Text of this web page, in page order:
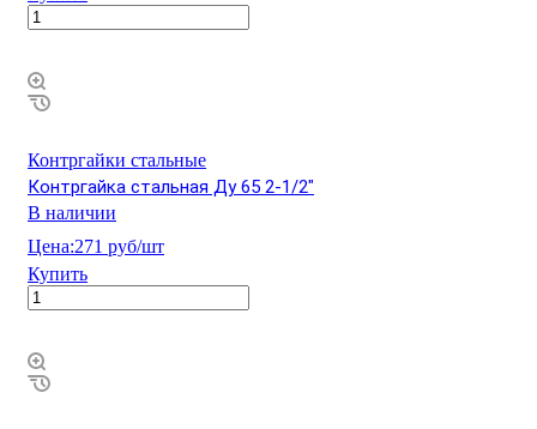
Контргайки стальные
Контргайка стальная Ду 65 2-1/2"
В наличии
Цена:271 руб/шт
Купить